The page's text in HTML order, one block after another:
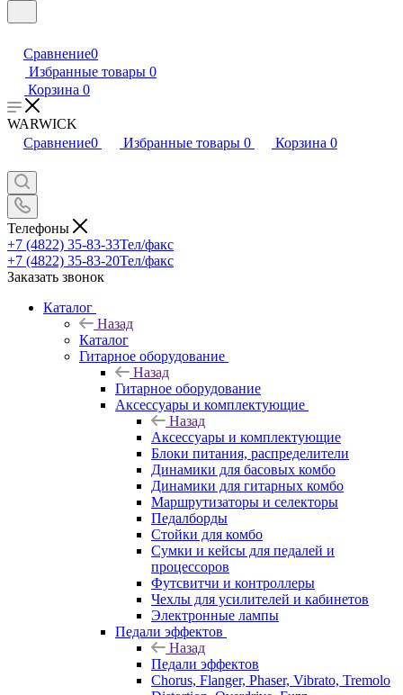
Сравнение0
Избранные товары 0
Корзина 0
WARWICK
Сравнение0 Избранные товары 0 Корзина 0
Телефоны
+7 (4822) 35-83-33Тел/факс
+7 (4822) 35-83-20Тел/факс
Заказать звонок
Каталог
Назад
Каталог
Гитарное оборудование
Назад
Гитарное оборудование
Аксессуары и комплектующие
Назад
Аксессуары и комплектующие
Блоки питания, распределители
Динамики для басовых комбо
Динамики для гитарных комбо
Маршрутизаторы и селекторы
Педалборды
Стойки для комбо
Сумки и кейсы для педалей и
процессоров
Футсвитчи и контроллеры
Чехлы для усилителей и кабинетов
Электронные лампы
Педали эффектов
Назад
Педали эффектов
Chorus, Flanger, Phaser, Vibrato, Tremolo